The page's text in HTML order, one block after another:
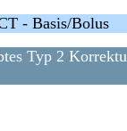
- Basis/Bolus
Typ 2